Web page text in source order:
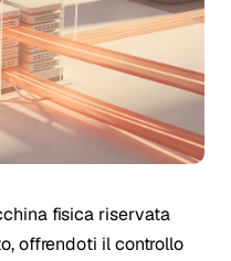
fisica riservata
offrendoti il controllo